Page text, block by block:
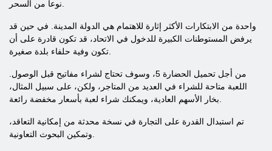
واحدة من الابتكارات الأكثر إثارة للاهتمام هي الدولة المدينة. في حين قد
يرفض المستوطنات الكبيرة للدخول في الاتحاد، قد تكون قادرة على أن
من أجل تحميل الحضارة 5، وسوف تحتاج لشراء مفاتيح قبل الوصول.
اللعبة متاحة للشراء في العديد من المتاجر، ولكن، على سبيل المثال،
تم استبدال القدرة على التجارة في نسخة محدثة من إمكانية التعاقد،